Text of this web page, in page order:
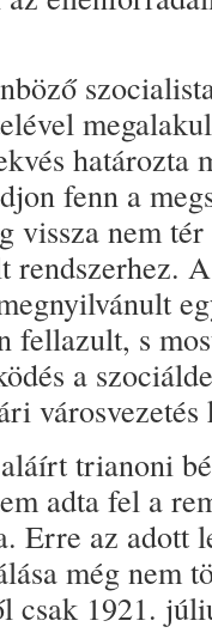
határozta
fenn a
vissza nem
fellazult, s
a
városvezetés
trianoni
adta fel a
Erre az adott
még nem
csak 1921.